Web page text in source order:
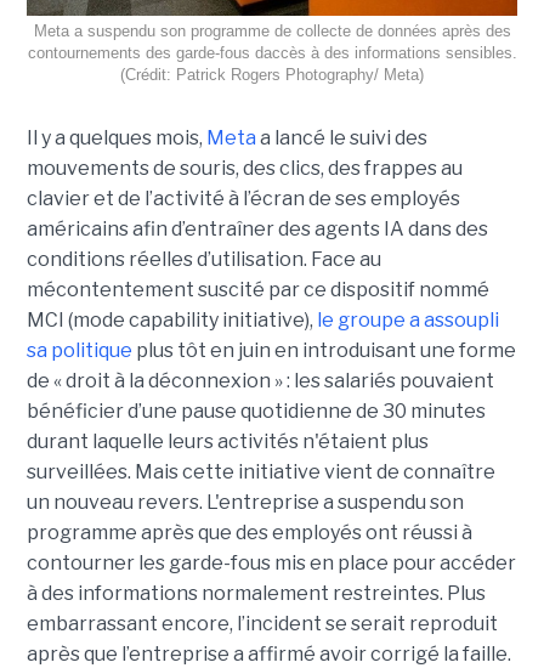
Meta a suspendu son programme de collecte de données après des
contournements des garde-fous daccès à des informations sensibles.
(Crédit: Patrick Rogers Photography/ Meta)
Il y a quelques mois, Meta a lancé le suivi des
mouvements de souris, des clics, des frappes au
clavier et de l’activité à l’écran de ses employés
américains afin d’entraîner des agents IA dans des
conditions réelles d’utilisation. Face au
mécontentement suscité par ce dispositif nommé
MCI (mode capability initiative), le groupe a assoupli
sa politique plus tôt en juin en introduisant une forme
de « droit à la déconnexion » : les salariés pouvaient
bénéficier d’une pause quotidienne de 30 minutes
durant laquelle leurs activités n'étaient plus
surveillées. Mais cette initiative vient de connaître
un nouveau revers. L'entreprise a suspendu son
programme après que des employés ont réussi à
contourner les garde-fous mis en place pour accéder
à des informations normalement restreintes. Plus
embarrassant encore, l’incident se serait reproduit
après que l’entreprise a affirmé avoir corrigé la faille.